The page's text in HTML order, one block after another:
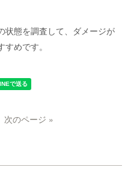
状態を調査して、ダメージが
めです。
次のページ »